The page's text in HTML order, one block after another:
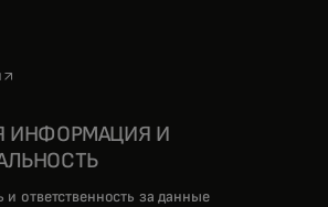
tab
opens in a new tab
ИНФОРМАЦИЯ И
ответственность за данные